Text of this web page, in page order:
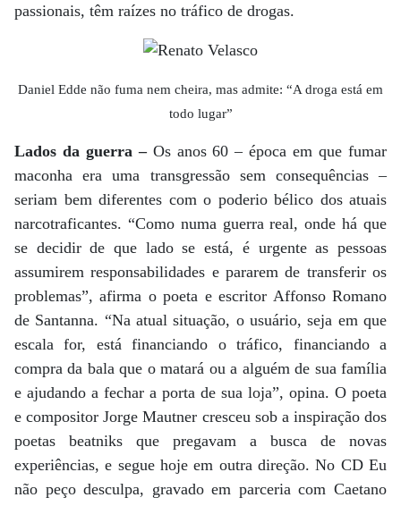
passionais, têm raízes no tráfico de drogas.
Daniel Edde não fuma nem cheira, mas admite: “A droga está em
todo lugar”
Lados da guerra –Os anos 60 – época em que fumar
maconha era uma transgressão sem consequências –
seriam bem diferentes com o poderio bélico dos atuais
narcotraficantes. “Como numa guerra real, onde há que
se decidir de que lado se está, é urgente as pessoas
assumirem responsabilidades e pararem de transferir os
problemas”, afirma o poeta e escritor Affonso Romano
de Santanna. “Na atual situação, o usuário, seja em que
escala for, está financiando o tráfico, financiando a
compra da bala que o matará ou a alguém de sua família
e ajudando a fechar a porta de sua loja”, opina. O poeta
e compositor Jorge Mautner cresceu sob a inspiração dos
poetas beatniks que pregavam a busca de novas
experiências, e segue hoje em outra direção. No CD Eu
não peço desculpa, gravado em parceria com Caetano